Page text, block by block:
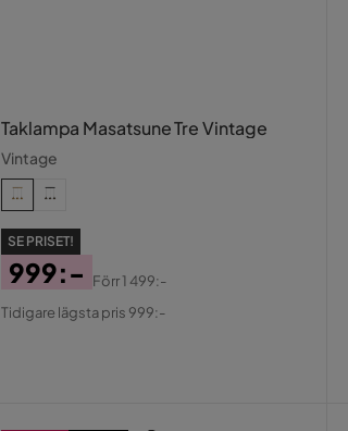
Taklampa Masatsune Tre Vintage
Vintage
SE PRISET!
Pris
999:-
Original
Förr1 499:-
Tidigare lägsta pris 999:-